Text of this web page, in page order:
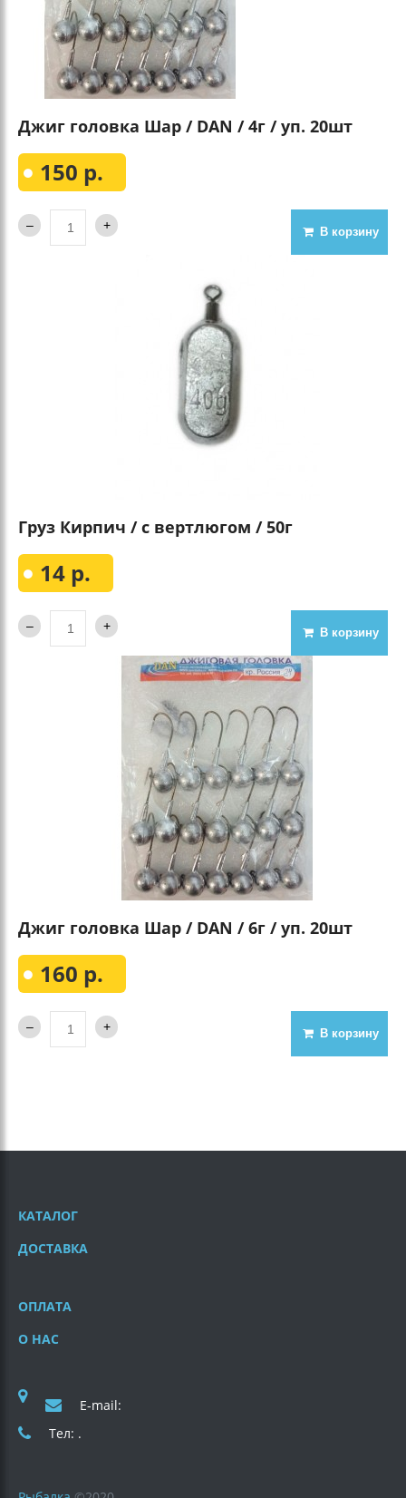
Джиг головка Шар / DAN / 4г / уп. 20шт
150 р.
В корзину
Груз Кирпич / с вертлюгом / 50г
14 р.
В корзину
Джиг головка Шар / DAN / 6г / уп. 20шт
160 р.
В корзину
КАТАЛОГ
ДОСТАВКА
ОПЛАТА
О НАС
E-mail:
Тел: .